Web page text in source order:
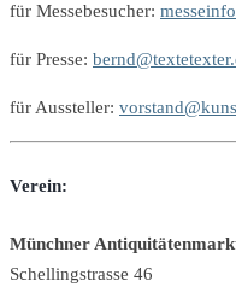
für Messebesucher:
für Presse:
für Aussteller:
Verein:
Münchner
Schellingstrasse 46